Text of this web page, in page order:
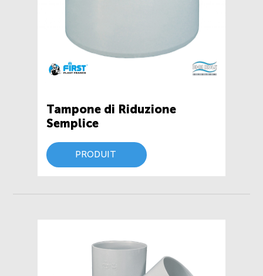
Tampone di Riduzione
Semplice
PRODUIT